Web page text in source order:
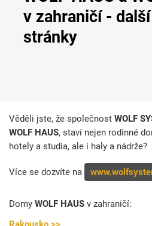
v zahraničí -
stránky
Věděli jste, že společnost WOLF
WOLF HAUS, staví nejen rodinné
hotely a studia, ale i haly a nádrže?
Více se dozvíte na
Domy WOLF HAUS v zahraničí: